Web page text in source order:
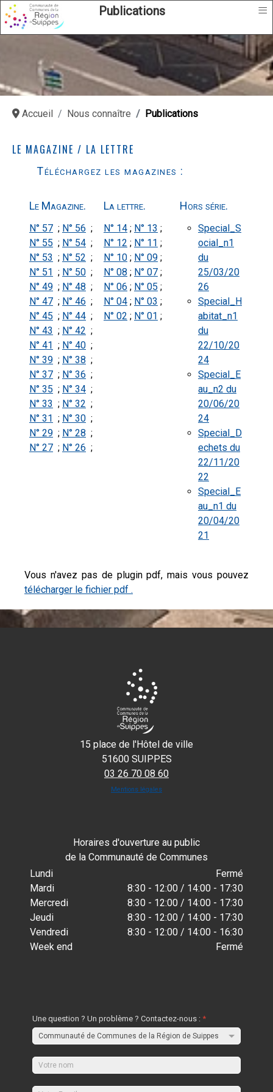
Publications ≡
Accueil Nous connaître Publications
LE MAGAZINE / LA LETTRE
Téléchargez les magazines :
Le Magazine.
N° 57 ; N° 56 ;
N° 55 ; N° 54 ;
N° 53 ; N° 52 ;
N° 51 ; N° 50 ;
N° 49 ; N° 48 ;
N° 47 ; N° 46 ;
N° 45 ; N° 44 ;
N° 43 ; N° 42 ;
N° 41 ; N° 40 ;
N° 39 ; N° 38 ;
N° 37 ; N° 36 ;
N° 35 ; N° 34 ;
N° 33 ; N° 32 ;
N° 31 ; N° 30 ;
N° 29 ; N° 28 ;
N° 27 ; N° 26 ;
La lettre.
N° 14 ; N° 13 ;
N° 12 ; N° 11 ;
N° 10 ; N° 09 ;
N° 08 ; N° 07 ;
N° 06 ; N° 05 ;
N° 04 ; N° 03 ;
N° 02 ; N° 01 ;
Hors série.
Special_S
ocial_n1
du
25/03/20
26
Special_H
abitat_n1
du
22/10/20
24
Special_E
au_n2 du
20/06/20
24
Special_D
echets du
22/11/20
22
Special_E
au_n1 du
20/04/20
21
Vous n'avez pas de plugin pdf, mais vous pouvez
télécharger le fichier pdf .
15 place de l'Hôtel de ville
51600 SUIPPES
03 26 70 08 60
Mentions légales
Horaires d'ouverture au public
de la Communauté de Communes
Lundi
Fermé
Mardi
8:30 - 12:00 / 14:00 - 17:30
Mercredi
8:30 - 12:00 / 14:00 - 17:30
Jeudi
8:30 - 12:00 / 14:00 - 17:30
Vendredi
8:30 - 12:00 / 14:00 - 16:30
Week end
Fermé
Une question ? Un problème ? Contactez-nous :*